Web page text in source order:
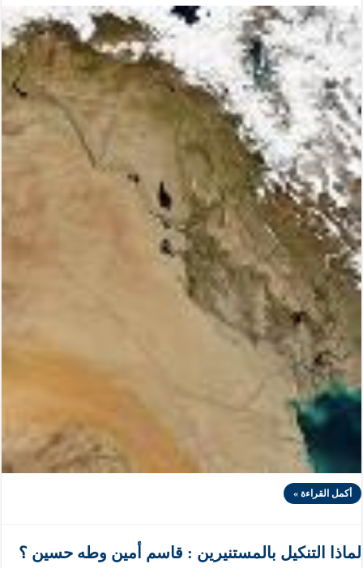
أكمل القراءة »
لماذا التنكيل بالمستنيرين : قاسم أمين وطه حسين ؟